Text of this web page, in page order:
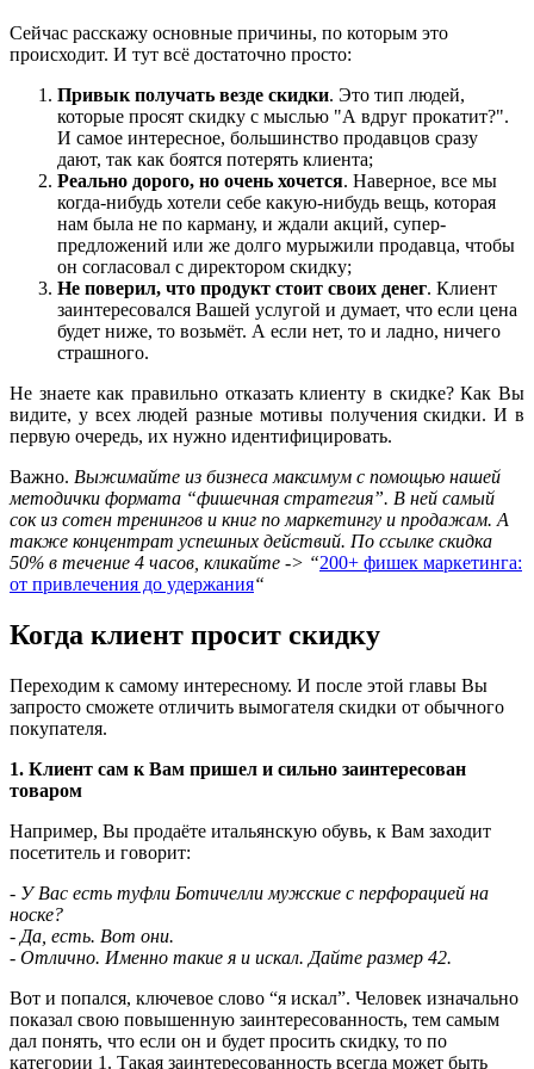
Сейчас расскажу основные причины, по которым это
происходит. И тут всё достаточно просто:
Привык получать везде скидки. Это тип людей,
которые просят скидку с мыслью "А вдруг прокатит?".
И самое интересное, большинство продавцов сразу
дают, так как боятся потерять клиента;
Реально дорого, но очень хочется. Наверное, все мы
когда-нибудь хотели себе какую-нибудь вещь, которая
нам была не по карману, и ждали акций, супер-
предложений или же долго мурыжили продавца, чтобы
он согласовал с директором скидку;
Не поверил, что продукт стоит своих денег. Клиент
заинтересовался Вашей услугой и думает, что если цена
будет ниже, то возьмёт. А если нет, то и ладно, ничего
страшного.
Не знаете как правильно отказать клиенту в скидке? Как Вы
видите, у всех людей разные мотивы получения скидки. И в
первую очередь, их нужно идентифицировать.
Важно. Выжимайте из бизнеса максимум с помощью нашей
методички формата “фишечная стратегия”. В ней самый
сок из сотен тренингов и книг по маркетингу и продажам. А
также концентрат успешных действий. По ссылке скидка
50% в течение 4 часов, кликайте -> “200+ фишек маркетинга:
от привлечения до удержания“
Когда клиент просит скидку
Переходим к самому интересному. И после этой главы Вы
запросто сможете отличить вымогателя скидки от обычного
покупателя.
1. Клиент сам к Вам пришел и сильно заинтересован
товаром
Например, Вы продаёте итальянскую обувь, к Вам заходит
посетитель и говорит:
- У Вас есть туфли Ботичелли мужские с перфорацией на
носке?
- Да, есть. Вот они.
- Отлично. Именно такие я и искал. Дайте размер 42.
Вот и попался, ключевое слово “я искал”. Человек изначально
показал свою повышенную заинтересованность, тем самым
дал понять, что если он и будет просить скидку, то по
категории 1. Такая заинтересованность всегда может быть